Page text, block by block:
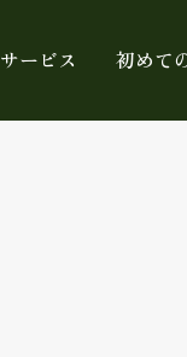
サービス 初めて